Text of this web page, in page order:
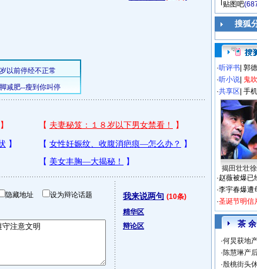
隐藏地址 设为辩论话题 我来说两句 (10条)
精华区
辩论区
贴图吧
搜狐
·听评书 郭
·听小说 鬼
·共享区 手
揭田壮壮
·赵薇被爆已
·李宇春爆遭
·圣诞节明信
茶
·何炅获地
·陈慧琳产
·殷桃街头